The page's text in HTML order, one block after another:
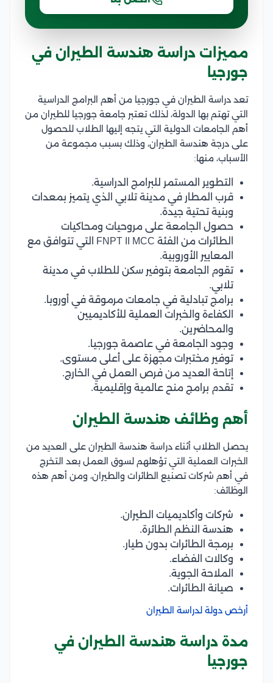
مميزات دراسة هندسة الطيران في
جورجيا
تعد دراسة الطيران في جورجيا من أهم البرامج الدراسية
التي تهتم بها الدولة، لذلك تعتبر جامعة جورجيا للطيران من
أهم الجامعات الدولية التي يتجه إليها الطلاب للحصول
على درجة هندسة الطيران، وذلك بسبب مجموعة من
الأسباب، منها:
التطوير المستمر للبرامج الدراسية.
قرب المطار في مدينة تلابي الذي يتميز بمعدات
وبنية تحتية جيدة.
حصول الجامعة على مروحيات ومحاكيات
الطائرات من الفئة FNPT II MCC التي تتوافق مع
المعايير الأوروبية.
تقوم الجامعة بتوفير سكن للطلاب في مدينة
تلابي.
برامج تبادلية في جامعات مرموقة في أوروبا.
الكفاءة والخبرات العملية للأكاديميين
والمحاضرين.
وجود الجامعة في عاصمة جورجيا.
توفير مختبرات مجهزة على أعلى مستوى.
إتاحة العديد من فرص العمل في الخارج.
تقدم برامج منح عالمية وإقليمية.
أهم وظائف هندسة الطيران
يحصل الطلاب أثناء دراسة هندسة الطيران على العديد من
الخبرات العملية التي تؤهلهم لسوق العمل بعد التخرج
في أهم شركات تصنيع الطائرات والطيران، ومن أهم هذه
الوظائف:
شركات وأكاديميات الطيران.
هندسة النظم الطائرة.
برمجة الطائرات بدون طيار.
وكالات الفضاء.
الملاحة الجوية.
صيانة الطائرات.
أرخص دولة لدراسة الطيران
مدة دراسة هندسة الطيران في
جورجيا